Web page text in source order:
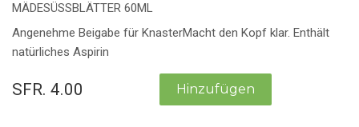
MÄDESÜSSBLÄTTER 60ML
Angenehme Beigabe für KnasterMacht den Kopf klar. Enthält
natürliches Aspirin
SFR. 4.00